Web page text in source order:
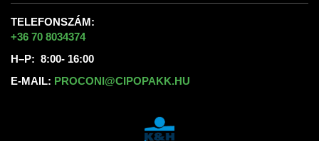
TELEFONSZÁM:
+36 70 8034374
H–P: 8:00- 16:00
E-MAIL: PROCONI@CIPOPAKK.HU